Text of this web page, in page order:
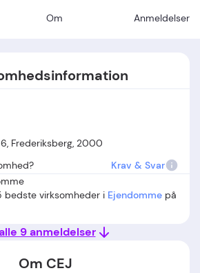
Om Anmeldelser
Frederiksberg, 2000
Krav & Svar
bedste virksomheder i Ejendomme på
9 anmeldelser
Om CEJ